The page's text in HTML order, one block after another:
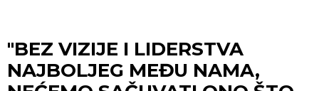
"BEZ VIZIJE I LIDERSTVA
NAJBOLJEG MEĐU NAMA,